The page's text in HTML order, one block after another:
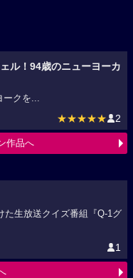
ル！94歳のニューヨーカ
クを...
★★★★★ 2
作品へ
た生放送クイズ番組『Q-1グ
1